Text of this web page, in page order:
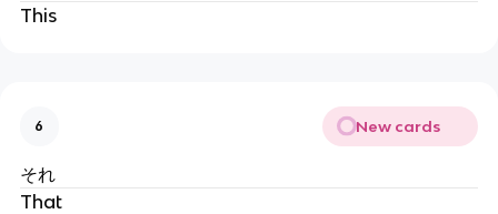
This
6 New cards
それ
That